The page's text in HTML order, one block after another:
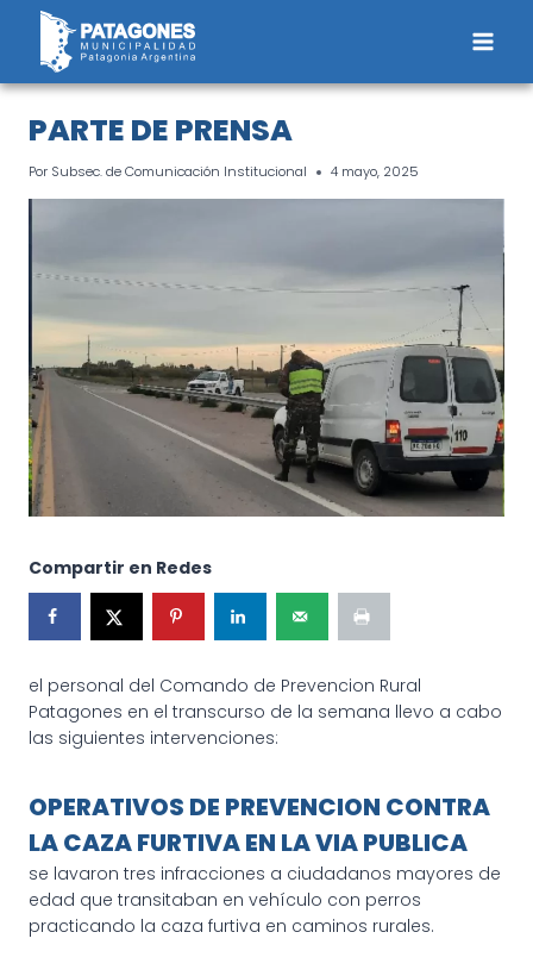
Saltar
contenido
PARTE DE PRENSA
Por Subsec. de Comunicación Institucional 4 mayo, 2025
Compartir en Redes
el personal del Comando de Prevencion Rural
Patagones en el transcurso de la semana llevo a cabo
las siguientes intervenciones:
OPERATIVOS DE PREVENCION CONTRA
LA CAZA FURTIVA EN LA VIA PUBLICA
se lavaron tres infracciones a ciudadanos mayores de
edad que transitaban en vehículo con perros
practicando la caza furtiva en caminos rurales.